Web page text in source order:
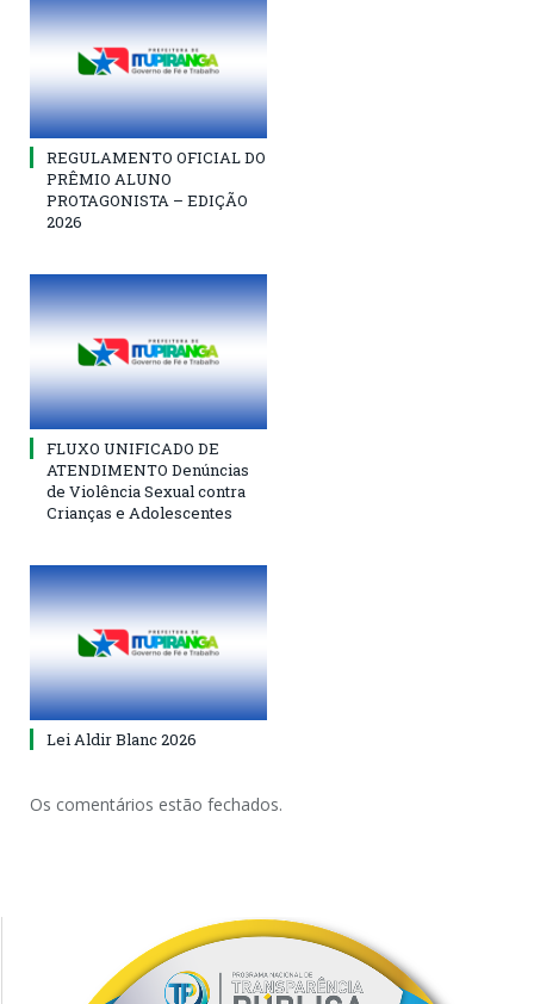
REGULAMENTO OFICIAL DO
PRÊMIO ALUNO
PROTAGONISTA – EDIÇÃO
2026
FLUXO UNIFICADO DE
ATENDIMENTO Denúncias
de Violência Sexual contra
Crianças e Adolescentes
Lei Aldir Blanc 2026
Os comentários estão fechados.